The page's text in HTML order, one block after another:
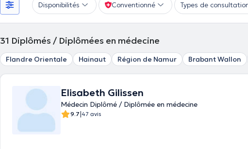
Disponibilités Conventionné Types de
31 Diplômés / Diplômées en médecine
Flandre Orientale Hainaut Région de Namur Brabant Wallon
Elisabeth Gilissen
Médecin Diplômé / Diplômée en médecine
9.7|47 avis